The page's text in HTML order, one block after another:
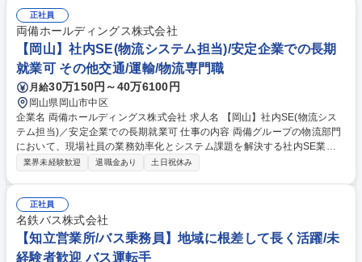
屋中央営業所以外では「長距離高速バス」の仕事はございません。 募集職
種 【野並営業所/バス乗務員】地域に根差して長く活躍/経験者歓迎★
正社員
両備ホールディングス株式会社
【岡山】社内SE(物流システム担当)/安定企業での長期
就業可 その他交通/運輸/物流専門職
月給30万150円～40万6100円
岡山県岡山市中区
企業名 両備ホールディングス株式会社 求人名 【岡山】社内SE(物流シス
テム担当)／安定企業での長期就業可 仕事の内容 両備グループの物流部門
において、現場社員の業務効率化とシステム課題を解決する社内SE業務
をお任せします。社内IT全般の中核担当として、システムの安定稼働およ
との要件折衝、および新システムの運用設計◆現場ニーズに即した既存物
流システムのリニューアル企画、運用プロセスの変更推進、自動化ツール
導入による抜本的な業務改善実現◆全社システムの安定稼働に向けたマス
タ情報の緻密な整備、社内部門からの高度な技術的問い合わせ対応、およ
業界未経験歓迎 退職金あり 土日祝休み
正社員
名鉄バス株式会社
【知立営業所/バス乗務員】地域に根差して長く活躍/未
経験者歓迎 バス運転手